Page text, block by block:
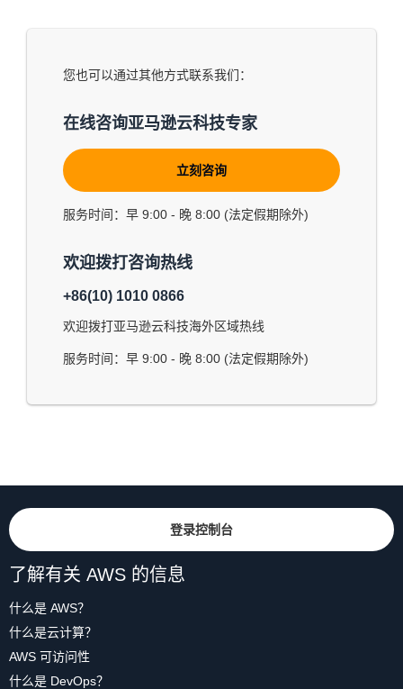
您也可以通过其他方式联系我们：
在线咨询亚马逊云科技专家
立刻咨询
服务时间：早 9:00 - 晚 8:00 (法定假期除外)
欢迎拨打咨询热线
+86(10) 1010 0866
欢迎拨打亚马逊云科技海外区域热线
服务时间：早 9:00 - 晚 8:00 (法定假期除外)
登录控制台
了解有关 AWS 的信息
什么是 AWS？
什么是云计算？
AWS 可访问性
什么是 DevOps？